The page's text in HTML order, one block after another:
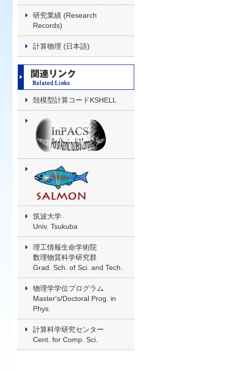
研究業績 (Research
Records)
計算物理 (日本語)
殻模型計算コードKSHELL
筑波大学
Univ. Tsukuba
理工情報生命学術院
数理物質科学研究群
Grad. Sch. of Sci. and Tech.
物理学学位プログラム
Master's/Doctoral Prog. in
Phys.
計算科学研究センター
Cent. for Comp. Sci.